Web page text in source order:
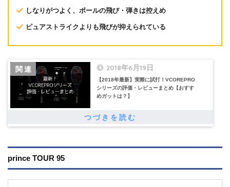
しなりがつよく、ボールの飛び・弾きは控えめ
ピュアストライクよりも飛びが抑えられている
2018年6月19日
【2018年最新】実際に試打！VCOREPRO
シリーズの評価・レビューまとめ【おすす
めガットは？】
prince TOUR 95